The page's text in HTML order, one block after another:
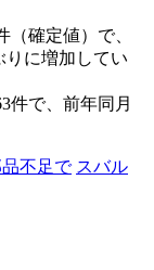
（確定値）で、
りに増加してい
件で、前年同月
不足で スバル